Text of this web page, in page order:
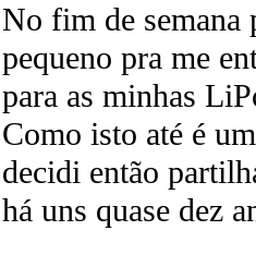
No fim de semana
pequeno pra me
para as minhas
Como isto até é
decidi então
há uns quase dez